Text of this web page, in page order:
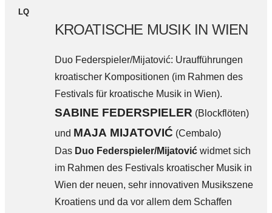
LQ
KROATISCHE MUSIK IN WIEN
Duo Federspieler/Mijatović: Uraufführungen
kroatischer Kompositionen (im Rahmen des
Festivals für kroatische Musik in Wien).
SABINE FEDERSPIELER (Blockflöten)
und MAJA MIJATOVIĆ (Cembalo)
Das Duo Federspieler/Mijatovićwidmet sich
im Rahmen des Festivals kroatischer Musik in
Wien der neuen, sehr innovativen Musikszene
Kroatiens und da vor allem dem Schaffen